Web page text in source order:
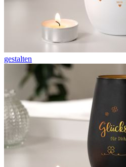
gestalten